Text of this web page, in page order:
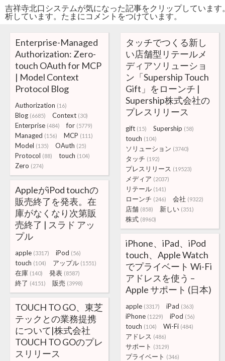
吉祥寺北口システムが気になった記事をクリップしていま
析しています。たまにコメントをつけています。
Enterprise-Managed
Authorization: Zero-
touch OAuth for MCP
| Model Context
Protocol Blog
Authorization (16)
Blog (6685) Context (30)
Enterprise (484) for (5779)
Managed (156) MCP (111)
Model (135) OAuth (25)
Protocol (88) touch (104)
Zero (274)
タッチでつくる新し
い店舗型リテールメ
ディアソリューショ
ン「Supership Touch
Gift」をローンチ |
Supership株式会社の
プレスリリース
gift (15) Supership (58)
touch (104)
ソリューション (3740)
タッチ (192)
プレスリリース (19523)
メディア (2037)
リテール (141)
ローンチ (246) 会社 (9322)
店舗 (858) 新しい (351)
株式 (8960)
AppleがiPod touchの
販売終了を発表。在
庫がなくなり次第販
売終了 | スラド アッ
プル
apple (3317) iPod (56)
touch (104) アップル (1551)
在庫 (140) 発表 (8587)
終了 (4151) 販売 (3998)
iPhone、iPad、iPod
touch、Apple Watch
でプライベート Wi-Fi
アドレスを使う –
Apple サポート (日本)
apple (3317) iPad (363)
iPhone (1229) iPod (56)
touch (104) Wi-Fi (484)
アドレス (486)
サポート (3129)
プライベート (346)
TOUCH TO GO、東芝
テックとの業務提携
について|株式会社
TOUCH TO GOのプレ
スリリース